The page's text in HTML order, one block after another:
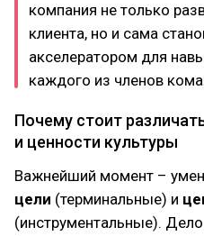
компания не только
клиента, но и сама
акселератором для
каждого из членов
Почему стоит
и ценности культуры
Важнейший момент –
цели (терминальные) и
(инструментальные).